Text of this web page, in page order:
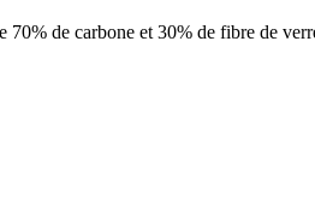
de carbone et 30% de fibre de